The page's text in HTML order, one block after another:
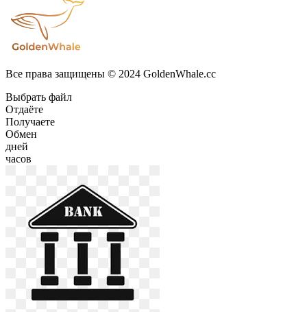
Все права защищены © 2024 GoldenWhale.cc
Выбрать файл
Отдаёте
Получаете
Обмен
дней
часов